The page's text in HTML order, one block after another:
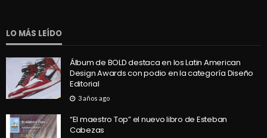
LO MÁS LEÍDO
Álbum de BOLD destaca en los Latin American
Design Awards con podio en la categoría Diseño
Editorial
3 años ago
“El maestro Top” el nuevo libro de Esteban
Cabezas